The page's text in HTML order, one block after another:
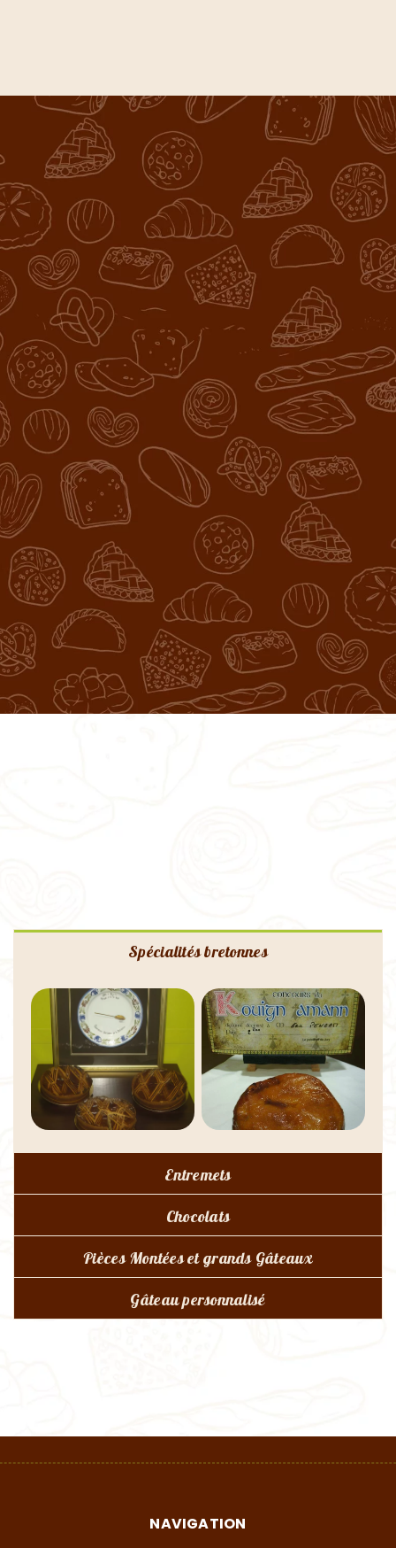
Spécialités bretonnes
Entremets
Chocolats
Pièces Montées et grands Gâteaux
Gâteau personnalisé
NAVIGATION